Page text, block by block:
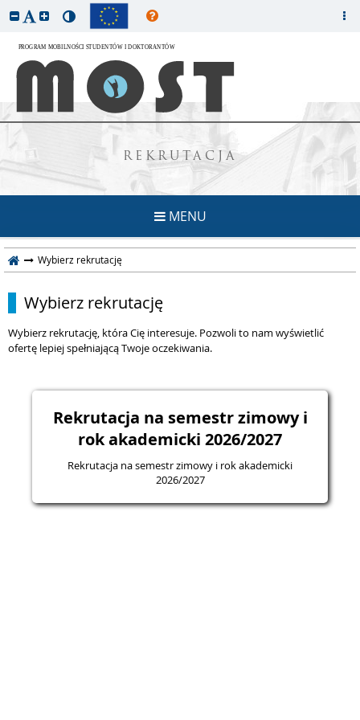
REKRUTACJA
MENU
Wybierz rekrutację
Wybierz rekrutację
Wybierz rekrutację, która Cię interesuje. Pozwoli to nam wyświetlić
ofertę lepiej spełniającą Twoje oczekiwania.
Rekrutacja na semestr zimowy i
rok akademicki 2026/2027
Rekrutacja na semestr zimowy i rok akademicki
2026/2027